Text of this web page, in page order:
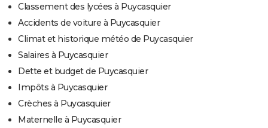
Classement des lycées à Puycasquier
Accidents de voiture à Puycasquier
Climat et historique météo de Puycasquier
Salaires à Puycasquier
Dette et budget de Puycasquier
Impôts à Puycasquier
Crèches à Puycasquier
Maternelle à Puycasquier